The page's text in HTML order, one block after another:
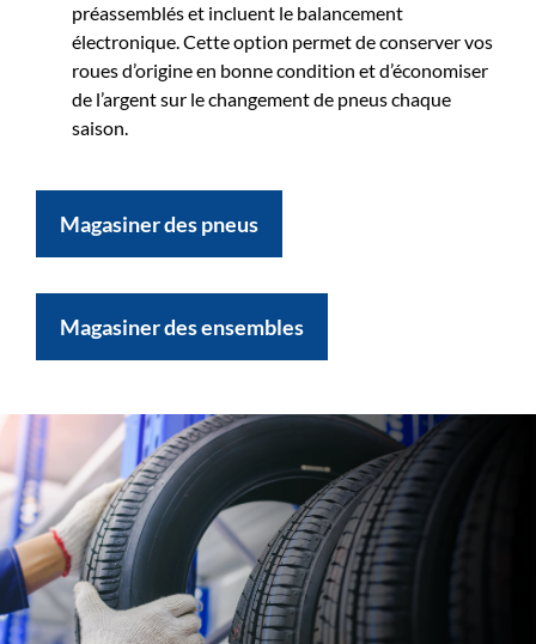
préassemblés et incluent le balancement
électronique. Cette option permet de conserver vos
roues d’origine en bonne condition et d’économiser
de l’argent sur le changement de pneus chaque
saison.
Magasiner des pneus
Magasiner des ensembles